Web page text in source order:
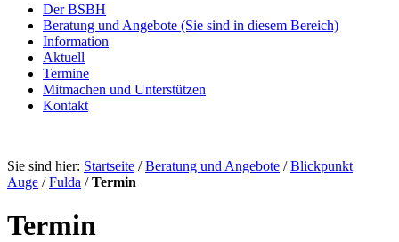
Der BSBH
Beratung und Angebote (Sie sind in diesem Bereich)
Information
Aktuell
Termine
Mitmachen und Unterstützen
Kontakt
Sie sind hier: Startseite / Beratung und Angebote /Blickpunkt
Auge /Fulda /Termin
Termin